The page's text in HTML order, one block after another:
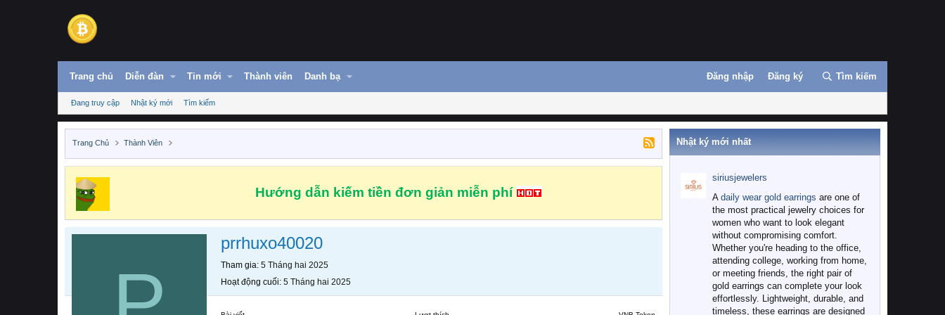
Trang chủ Diễn đàn Tin mới Thành viên Danh bạ Đăng nhập Đăng ký Tìm kiếm
Đang truy cập Nhật ký mới Tìm kiếm
Trang Chủ Thành Viên
Hướng dẫn kiếm tiền đơn giản miễn phí
prrhuxo40020
Tham gia 5 Tháng hai 2025
Hoạt động cuối 5 Tháng hai 2025
Nhật ký mới nhất
siriusjewelers
A daily wear gold earrings are one of
the most practical jewelry choices for
women who want to look elegant
without compromising comfort.
Whether you're heading to the office,
attending college, working from home,
or meeting friends, the right pair of
gold earrings can complete your look
effortlessly. Lightweight, durable, and
timeless, these earrings are designed